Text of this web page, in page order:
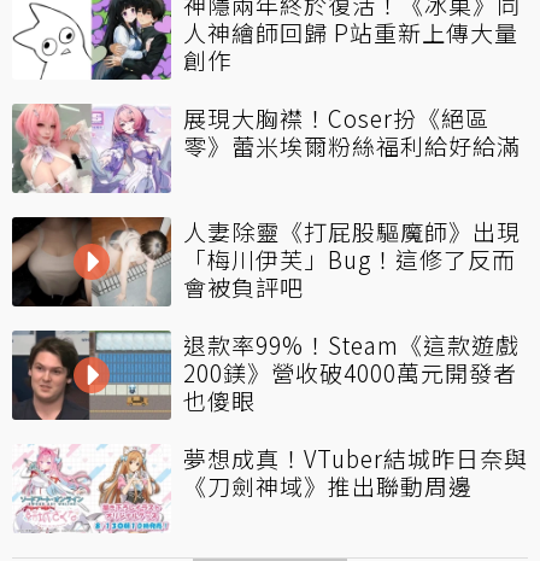
人神繪師回歸 P站重新上傳大量
創作
展現大胸襟！Coser扮《絕區
零》蕾米埃爾粉絲福利給好給滿
人妻除靈《打屁股驅魔師》出現
「梅川伊芙」Bug！這修了反而
會被負評吧
退款率99%！Steam《這款遊戲
200鎂》營收破4000萬元開發者
也傻眼
夢想成真！VTuber結城昨日奈與
《刀劍神域》推出聯動周邊